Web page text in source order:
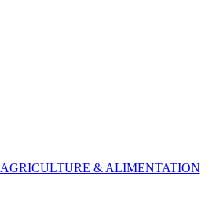
AGRICULTURE & ALIMENTATION